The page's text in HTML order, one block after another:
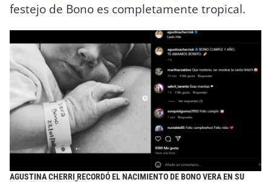
festejo de Bono es completamente tropical.
AGUSTINA CHERRI RECORDÓ EL NACIMIENTO DE BONO VERA EN SU